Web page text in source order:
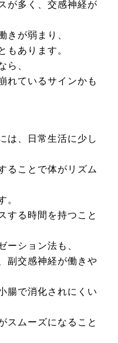
が多く、交感神経が
きが弱まり、
もあります。
ら、
れているサインかも
は、日常生活に少し
ることで体がリズム
。
する時間を持つこと
ーション法も、
副交感神経が働きや
腸で消化されにくい
スムーズになること